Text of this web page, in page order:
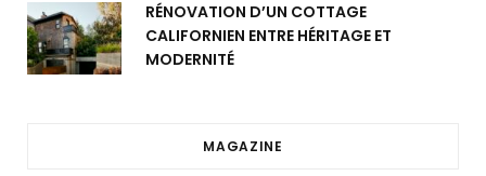
RÉNOVATION D’UN COTTAGE
CALIFORNIEN ENTRE HÉRITAGE ET
MODERNITÉ
MAGAZINE